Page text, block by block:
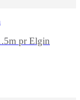
pr Elgin